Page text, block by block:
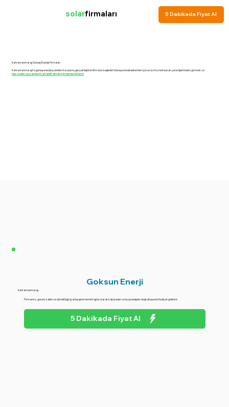
solarfirmaları 5 Dakikada Fiyat Al
Kahramanmaraş Güneş Enerjisi Firmaları
Kahramanmaraş'ta güneş enerjisi panelleri kurulumu gerçekleştiren firmaları keşfedin! Güneş enerjisi sistemleri için en iyi hizmeti sunan yerel işletmeleri görmek ve
hepsinden aynı andan fiyat teklifi almak için hemen tıklayın!
Goksun Enerji
Kahramanmaraş
Firmamız, güven, kalite ve dürüstlüğü iş anlayışının temel taşları olarak kabul eder ve bu prensipler doğrultusunda faaliyet gösterir.
5 Dakikada Fiyat Al